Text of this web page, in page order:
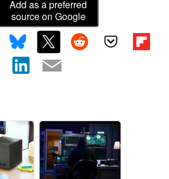
Add as a preferred
source on Google